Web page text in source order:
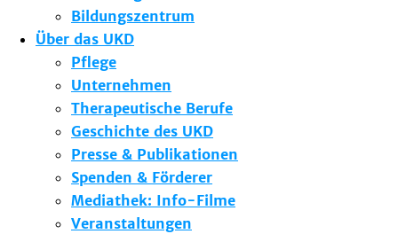
Bildungszentrum
Über das UKD
Pflege
Unternehmen
Therapeutische Berufe
Geschichte des UKD
Presse & Publikationen
Spenden & Förderer
Mediathek: Info-Filme
Veranstaltungen